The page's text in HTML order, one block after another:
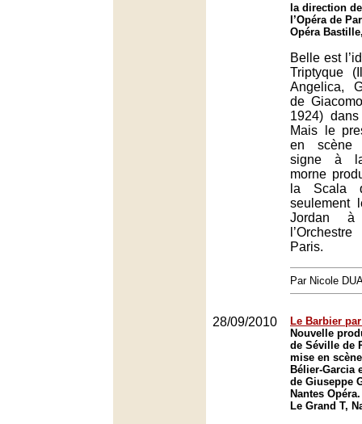
la direction
l’Opéra de
Opéra
Belle est
Triptyque
Angelica,
de
1924)
Mais le
en scène
signe à
morne
la Scala
seulement
Jordan
Paris.
Par Nicole
28/09/2010
Le Barbier
Nouvelle
de Séville de
mise en
Bélier-Garcia
de Giuseppe
Nantes Opéra.
Le Grand T,